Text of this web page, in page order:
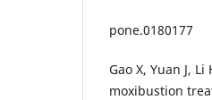
pone.0180177
Gao X, Yuan J,
moxibustion